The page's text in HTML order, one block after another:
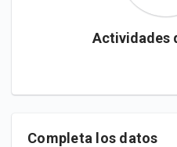
Actividades
Completa los datos